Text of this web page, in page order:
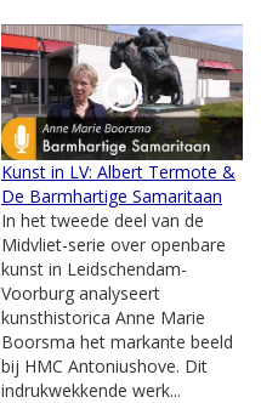
Kunst in LV: Albert Termote &
De Barmhartige Samaritaan
In het tweede deel van de
Midvliet-serie over openbare
kunst in Leidschendam-
Voorburg analyseert
kunsthistorica Anne Marie
Boorsma het markante beeld
bij HMC Antoniushove. Dit
indrukwekkende werk...